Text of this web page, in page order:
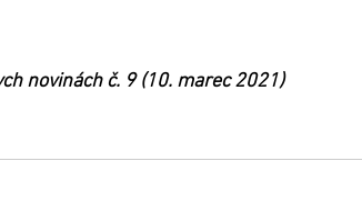
novinách č. 9 (10. marec 2021)